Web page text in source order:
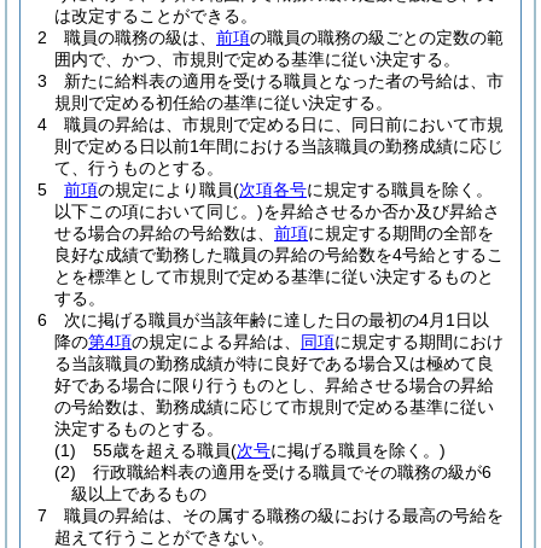
は改定することができる。
2
職員の職務の級は、 前項の職員の職務の級ごとの定数の範
囲内で、かつ、市規則で定める基準に従い決定する。
3
新たに給料表の適用を受ける職員となった者の号給は、市
規則で定める初任給の基準に従い決定する。
4
職員の昇給は、市規則で定める日に、同日前において市規
則で定める日以前1年間における当該職員の勤務成績に応じ
て、行うものとする。
5
前項の規定により職員(次項各号に規定する職員を除く。
以下この項において同じ。)を昇給させるか否か及び昇給さ
せる場合の昇給の号給数は、 前項に規定する期間の全部を
良好な成績で勤務した職員の昇給の号給数を4号給とするこ
とを標準として市規則で定める基準に従い決定するものと
する。
6
次に掲げる職員が当該年齢に達した日の最初の4月1日以
降の第4項の規定による昇給は、 同項に規定する期間におけ
る当該職員の勤務成績が特に良好である場合又は極めて良
好である場合に限り行うものとし、昇給させる場合の昇給
の号給数は、勤務成績に応じて市規則で定める基準に従い
決定するものとする。
(1)
55歳を超える職員(次号に掲げる職員を除く。)
(2)
行政職給料表の適用を受ける職員でその職務の級が6
級以上であるもの
7
職員の昇給は、その属する職務の級における最高の号給を
超えて行うことができない。